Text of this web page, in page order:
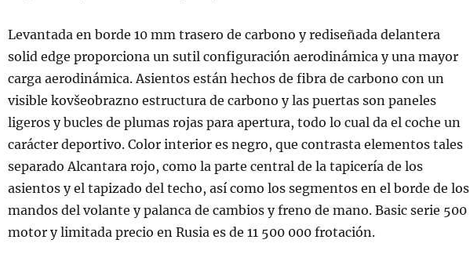
Levantada en borde 10 mm trasero de carbono y rediseñada delantera
solid edge proporciona un sutil configuración aerodinámica y una mayor
carga aerodinámica. Asientos están hechos de fibra de carbono con un
visible kovšeobrazno estructura de carbono y las puertas son paneles
ligeros y bucles de plumas rojas para apertura, todo lo cual da el coche un
carácter deportivo. Color interior es negro, que contrasta elementos tales
separado Alcantara rojo, como la parte central de la tapicería de los
asientos y el tapizado del techo, así como los segmentos en el borde de los
mandos del volante y palanca de cambios y freno de mano. Basic serie 500
motor y limitada precio en Rusia es de 11 500 000 frotación.